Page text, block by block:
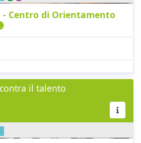
- Centro di Orientamento
il talento